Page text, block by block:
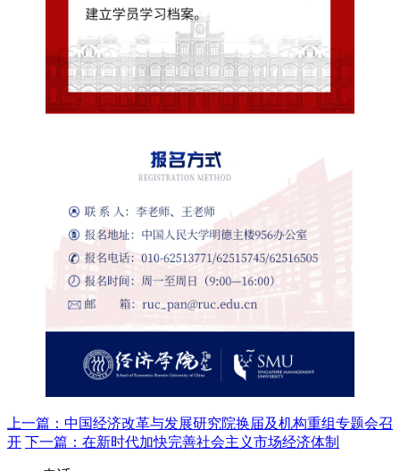
上一篇： 中国经济改革与发展研究院换届及机构重组专题会召
开 下一篇： 在新时代加快完善社会主义市场经济体制